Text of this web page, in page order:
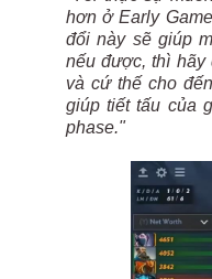
hơn ở Early
đổi này sẽ giúp
nếu được, thì hãy
và cứ thế cho
giúp tiết tấu của
phase."